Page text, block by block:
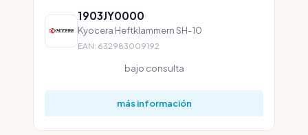
1903JY0000
Kyocera Heftklammern SH-10
EAN: 632983009192
bajo consulta
más información